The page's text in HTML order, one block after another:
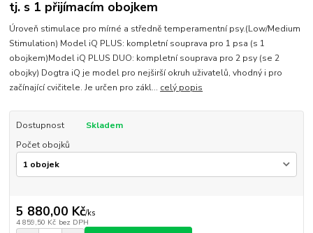
tj. s 1 přijímacím obojkem
Úroveň stimulace pro mírné a středně temperamentní psy.(Low/Medium
Stimulation) Model iQ PLUS: kompletní souprava pro 1 psa (s 1
obojkem)Model iQ PLUS DUO: kompletní souprava pro 2 psy (se 2
obojky) Dogtra iQ je model pro nejširší okruh uživatelů, vhodný i pro
začínající cvičitele. Je určen pro zákl... celý popis
Dostupnost
Skladem
Počet obojků
5 880,00 Kč/ks
4 859,50 Kč bez DPH